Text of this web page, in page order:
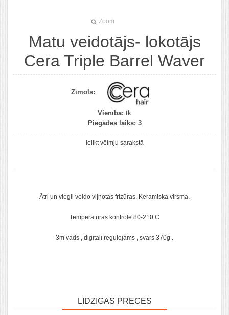
Zoom
Matu veidotājs- lokotājs
Cera Triple Barrel Waver
Zīmols:
Vienība: tk
Piegādes laiks: 3
Ielikt vēlmju sarakstā
Ātri un viegli veido viļņotas frizūras. Keramiska virsma.
Temperatūras kontrole 80-210 C
3m vads , digitāli regulējams , svars 370g .
LĪDZĪGĀS PRECES